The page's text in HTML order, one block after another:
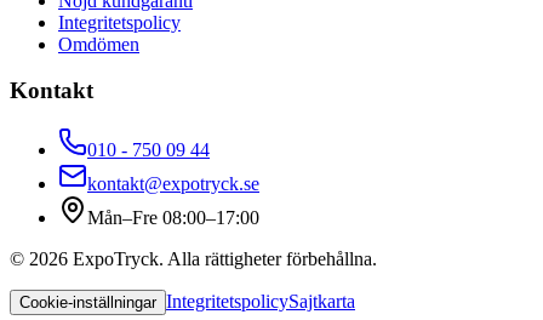
Integritetspolicy
Omdömen
Kontakt
010 - 750 09 44
kontakt@expotryck.se
Mån–Fre 08:00–17:00
© 2026 ExpoTryck. Alla rättigheter förbehållna.
Cookie-inställningar IntegritetspolicySajtkarta